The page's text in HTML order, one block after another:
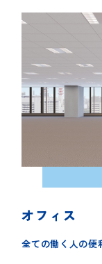
オフィス
全ての働く人の便